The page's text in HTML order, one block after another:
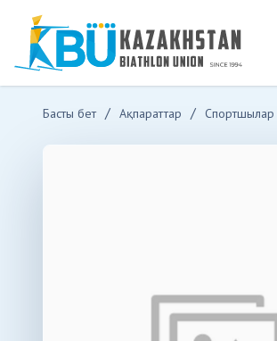
Басты бет Ақпараттар Спортшылар